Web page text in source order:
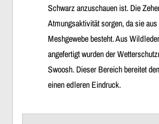
Schwarz anzuschauen ist. Die
Atmungsaktivitätsorgen, da sie aus
Meshgewebebesteht. Aus
angefertigt wurden der
Swoosh. Dieser Bereich bereitet
einen edleren Eindruck.